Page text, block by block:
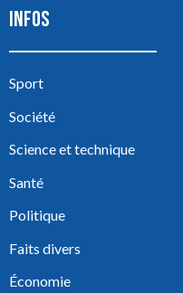
INFOS
Sport
Société
Science et technique
Santé
Politique
Faits divers
Économie